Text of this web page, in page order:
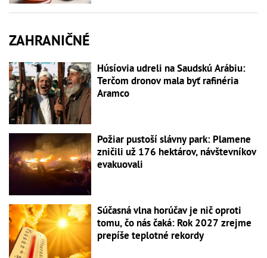
ZAHRANIČNÉ
Húsíovia udreli na Saudskú Arábiu:
Terčom dronov mala byť rafinéria
Aramco
Požiar pustoší slávny park: Plamene
zničili už 176 hektárov, návštevníkov
evakuovali
Súčasná vlna horúčav je nič oproti
tomu, čo nás čaká: Rok 2027 zrejme
prepíše teplotné rekordy